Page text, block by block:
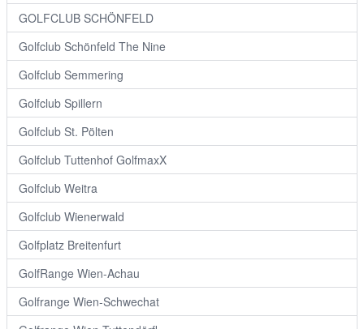
GOLFCLUB SCHÖNFELD
Golfclub Schönfeld The Nine
Golfclub Semmering
Golfclub Spillern
Golfclub St. Pölten
Golfclub Tuttenhof GolfmaxX
Golfclub Weitra
Golfclub Wienerwald
Golfplatz Breitenfurt
GolfRange Wien-Achau
Golfrange Wien-Schwechat